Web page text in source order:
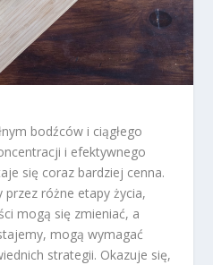
bodźców i ciągłego
i efektywnego
się coraz bardziej cenna.
różne etapy życia,
mogą się zmieniać, a
mogą wymagać
strategii. Okazuje się,